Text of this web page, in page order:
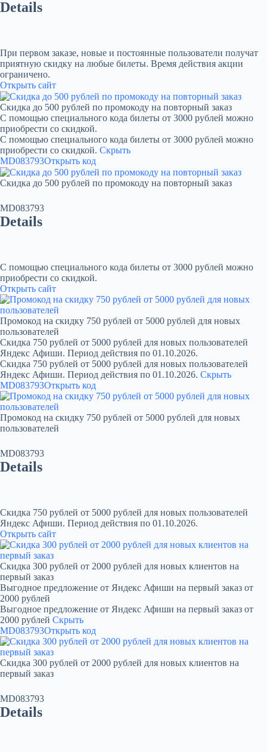
Details
При первом заказе, новые и постоянные пользователи получат
приятную скидку на любые билеты. Время действия акции
ограничено.
Открыть сайт
Скидка до 500 рублей по промокоду на повторный заказ
С помощью специального кода билеты от 3000 рублей можно
приобрести со скидкой.
С помощью специального кода билеты от 3000 рублей можно
приобрести со скидкой. Скрыть
MD083793Открыть код
Скидка до 500 рублей по промокоду на повторный заказ
MD083793
Details
С помощью специального кода билеты от 3000 рублей можно
приобрести со скидкой.
Открыть сайт
Промокод на скидку 750 рублей от 5000 рублей для новых
пользователей
Скидка 750 рублей от 5000 рублей для новых пользователей
Яндекс Афиши. Период действия по 01.10.2026.
Скидка 750 рублей от 5000 рублей для новых пользователей
Яндекс Афиши. Период действия по 01.10.2026. Скрыть
MD083793Открыть код
Промокод на скидку 750 рублей от 5000 рублей для новых
пользователей
MD083793
Details
Скидка 750 рублей от 5000 рублей для новых пользователей
Яндекс Афиши. Период действия по 01.10.2026.
Открыть сайт
Скидка 300 рублей от 2000 рублей для новых клиентов на
первый заказ
Выгодное предложение от Яндекс Афиши на первый заказ от
2000 рублей
Выгодное предложение от Яндекс Афиши на первый заказ от
2000 рублей Скрыть
MD083793Открыть код
Скидка 300 рублей от 2000 рублей для новых клиентов на
первый заказ
MD083793
Details